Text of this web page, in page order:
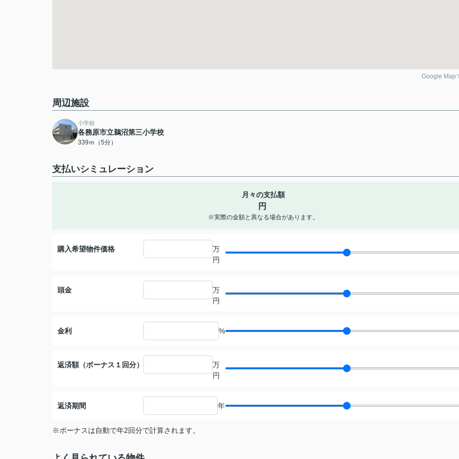
Google Map
周辺施設
小学校
各務原市立鵜沼第三小学校
339ｍ（5分）
支払いシミュレーション
月々の支払額
円
※実際の金額と異なる場合があります。
購入希望物件価格
万
円
頭金
万
円
金利 %
返済額（ボーナス１回分）
万
円
返済期間 年
※ボーナスは自動で年2回分で計算されます。